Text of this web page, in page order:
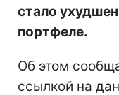
стало
портфеле.
Об этом
ссылкой на